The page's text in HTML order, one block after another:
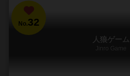
No.32
人狼ゲーム
Jinro Game